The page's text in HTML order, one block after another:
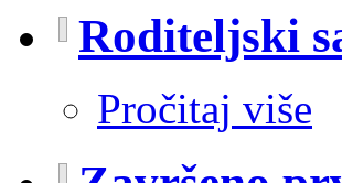
Roditeljski
Pročitaj više